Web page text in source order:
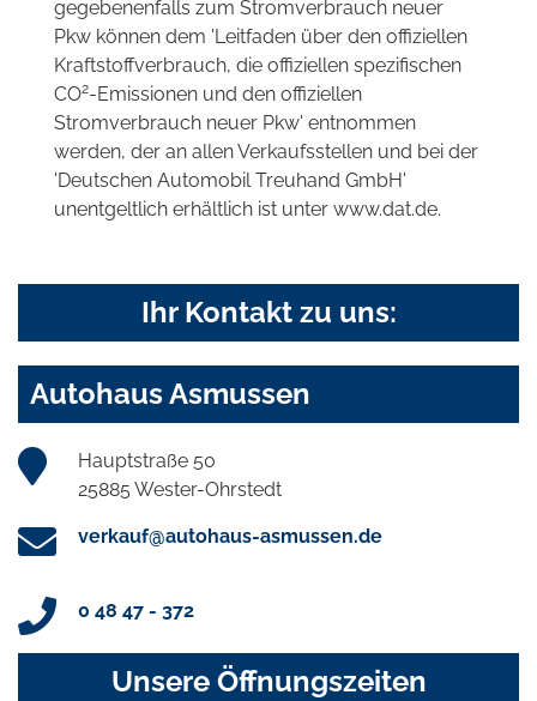
gegebenenfalls zum Stromverbrauch neuer
Pkw können dem 'Leitfaden über den offiziellen
Kraftstoffverbrauch, die offiziellen spezifischen
CO2-Emissionen und den offiziellen
Stromverbrauch neuer Pkw' entnommen
werden, der an allen Verkaufsstellen und bei der
'Deutschen Automobil Treuhand GmbH'
unentgeltlich erhältlich ist unter www.dat.de.
Ihr Kontakt zu uns:
Autohaus Asmussen
Hauptstraße 50
25885 Wester-Ohrstedt
verkauf@autohaus-asmussen.de
0 48 47 - 372
Unsere Öffnungszeiten